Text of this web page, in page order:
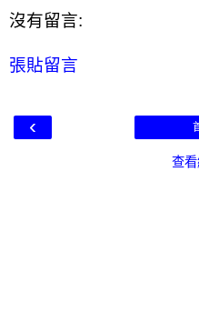
沒有留言:
張貼留言
‹
查